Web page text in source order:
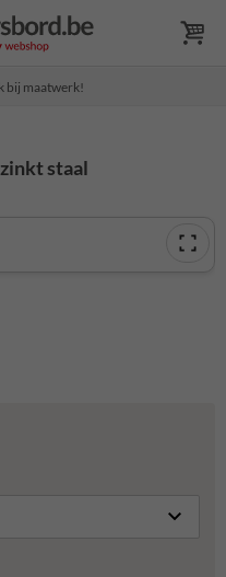
bij maatwerk!
staal